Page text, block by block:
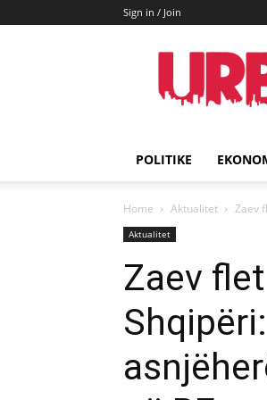
Sign in / Join
POLITIKE
Home Aktualitet Zaev
Aktualitet
Zaev